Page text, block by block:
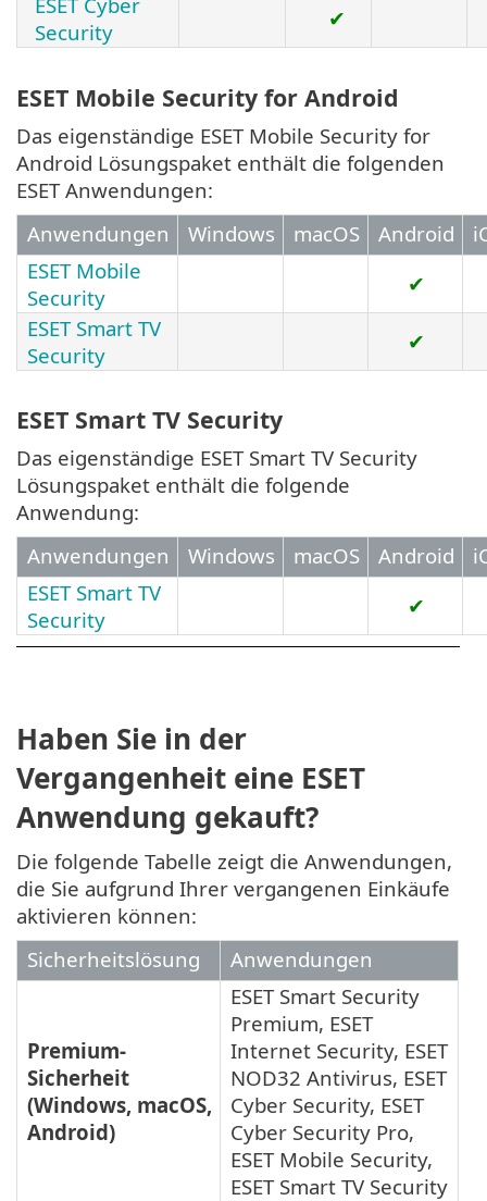
Security
✔
ESET Mobile Security for Android
Das eigenständige ESET Mobile Security for
Android Lösungspaket enthält die folgenden
ESET Anwendungen:
Anwendungen
Windows macOS Android
ESET Mobile
Security
✔
ESET Smart TV
Security
✔
ESET Smart TV Security
Das eigenständige ESET Smart TV Security
Lösungspaket enthält die folgende
Anwendung:
Anwendungen
Windows macOS Android
ESET Smart TV
Security
✔
Haben Sie in der
Vergangenheit eine ESET
Anwendung gekauft?
Die folgende Tabelle zeigt die Anwendungen,
die Sie aufgrund Ihrer vergangenen Einkäufe
aktivieren können:
Sicherheitslösung
Anwendungen
Premium-
Sicherheit
(Windows, macOS,
Android)
ESET Smart Security
Premium, ESET
Internet Security, ESET
NOD32 Antivirus, ESET
Cyber Security, ESET
Cyber Security Pro,
ESET Mobile Security,
ESET Smart TV Security